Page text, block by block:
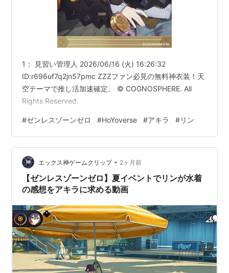
1： 見習い管理人 2026/06/16 (火) 16:26:32
ID:r696uf7q2jn57pmc ZZZファン必見の無料神衣装！天
空テーマで推し活加速確定。 © COGNOSPHERE. All
Rights Reserved.
#ゼンレスゾーンゼロ #HoYoverse #アキラ #リン
エックス神ゲームクリップ • 2ヶ月前
【ゼンレスゾーンゼロ】夏イベントでリンが水着
の感想をアキラに求める動画